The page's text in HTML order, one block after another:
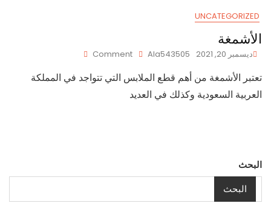
UNCATEGORIZED
الأشمغة
ديسمبر 20, 2021 Ala543505
Comment
تعتبر الأشمغة من أهم قطع الملابس التي تتواجد في المملكة
العربية السعودية وكذلك في العديد
البحث
البحث